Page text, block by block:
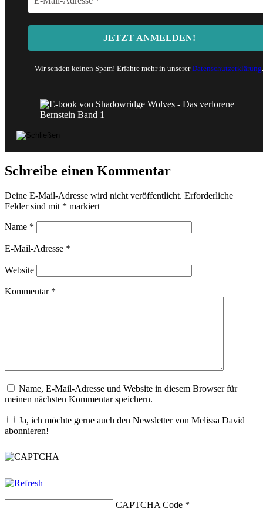
Wir senden keinen Spam! Erfahre mehr in unsererDatenschutzerklärung
Schreibe einen Kommentar
Deine E-Mail-Adresse wird nicht veröffentlicht. Erforderliche
Felder sind mit * markiert
Name *
E-Mail-Adresse *
Website
Kommentar *
Name, E-Mail-Adresse und Website in diesem Browser für
meinen nächsten Kommentar speichern.
Ja, ich möchte gerne auch den Newsletter von Melissa David
abonnieren!
CAPTCHA Code *